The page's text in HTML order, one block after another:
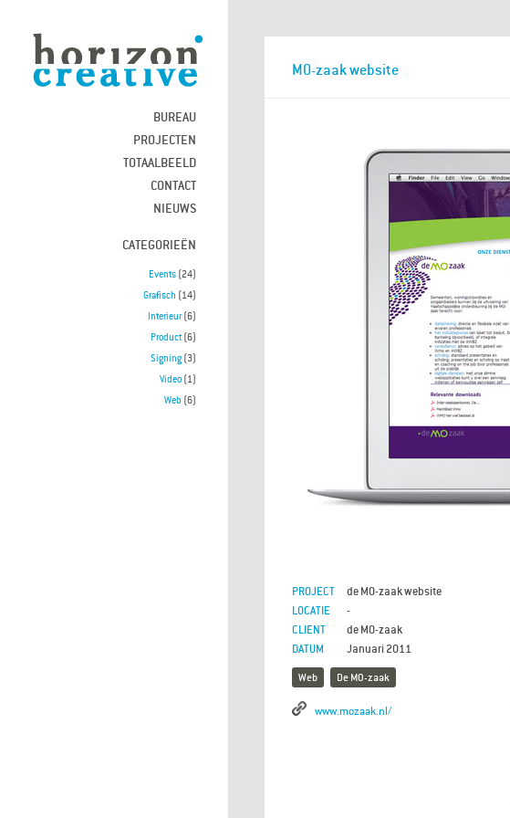
BUREAU
PROJECTEN
TOTAALBEELD
CONTACT
NIEUWS
CATEGORIEËN
Events (24)
Grafisch (14)
Interieur(6)
Product (6)
Signing (3)
Video (1)
Web (6)
MO-zaak website
PROJECT
de MO-zaak website
LOCATIE
-
CLIENT
de MO-zaak
DATUM
Januari 2011
Web De MO-zaak
www.mozaak.nl/